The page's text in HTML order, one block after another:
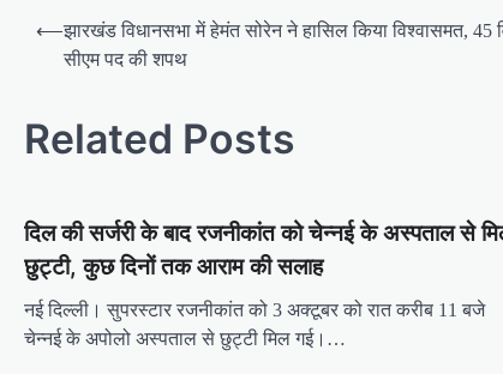
Post
navigation
⟵झारखंड विधानसभा में हेमंत सोरेन ने हासिल किया विश्वासमत, 45
सीएम पद की शपथ
Related Posts
दिल की सर्जरी के बाद रजनीकांत को चेन्नई के अस्पताल से
छुट्टी, कुछ दिनों तक आराम की सलाह
नई दिल्ली। सुपरस्टार रजनीकांत को 3 अक्टूबर को रात करीब 11 बजे
चेन्नई के अपोलो अस्पताल से छुट्टी मिल गई।…